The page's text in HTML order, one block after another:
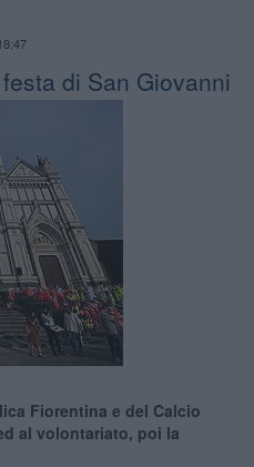
di San Giovanni
Fiorentina e del Calcio
al volontariato, poi la